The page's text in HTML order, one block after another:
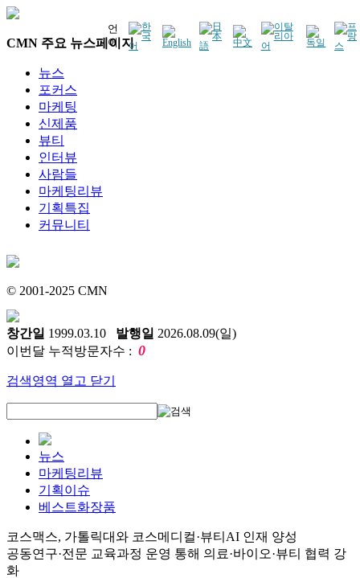
언
어
CMN 주요 뉴스페이지
뉴스
포커스
마케팅
신제품
뷰티
인터뷰
사람들
마케팅리뷰
기획특집
커뮤니티
© 2001-2025 CMN
창간일 1999.03.10 발행일 2026.08.09(일)
이번달 누적방문자수 : 0
검색영역 열고 닫기
뉴스
마케팅리뷰
기획이슈
베스트화장품
코스맥스, 가톨릭대와 코스메디컬·뷰티AI 인재 양성
공동연구·전문 교육과정 운영 통해 의료·바이오·뷰티 협력 강
화